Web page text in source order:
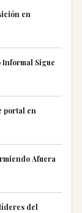
en
Informal Sigue
portal en
Afuera
del